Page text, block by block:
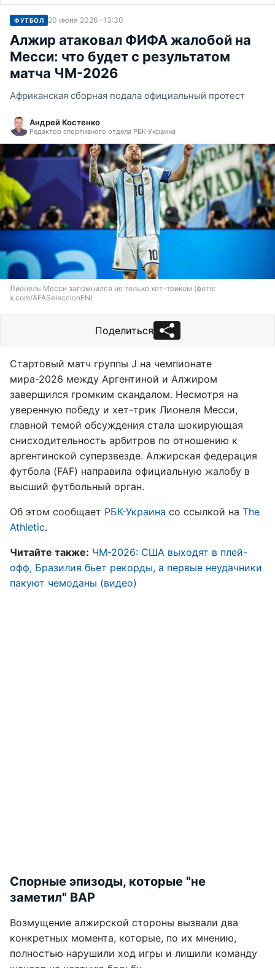
ФУТБОЛ 20 июня 2026 · 13:30
Алжир атаковал ФИФА жалобой на
Месси: что будет с результатом
матча ЧМ-2026
Африканская сборная подала официальный протест
Андрей Костенко
Редактор спортивного отдела РБК-Украина
Лионель Месси запомнился не только хет-триком (фото:
x.com/AFASeleccionEN)
Поделиться
Стартовый матч группы J на чемпионате
мира-2026 между Аргентиной и Алжиром
завершился громким скандалом. Несмотря на
уверенную победу и хет-трик Лионеля Месси,
главной темой обсуждения стала шокирующая
снисходительность арбитров по отношению к
аргентинской суперзвезде. Алжирская федерация
футбола (FAF) направила официальную жалобу в
высший футбольный орган.
Об этом сообщает РБК-Украина со ссылкой на The
Athletic.
Читайте также: ЧМ-2026: США выходят в плей-
офф, Бразилия бьет рекорды, а первые неудачники
пакуют чемоданы (видео)
Спорные эпизоды, которые "не
заметил" ВАР
Возмущение алжирской стороны вызвали два
конкретных момента, которые, по их мнению,
полностью нарушили ход игры и лишили команду